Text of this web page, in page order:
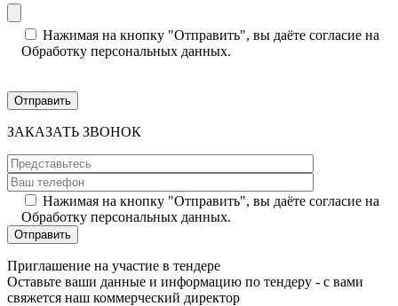
Нажимая на кнопку "Отправить", вы даёте согласие на
Обработку персональных данных.
ЗАКАЗАТЬ ЗВОНОК
Нажимая на кнопку "Отправить", вы даёте согласие на
Обработку персональных данных.
Приглашение на участие в тендере
Оставьте ваши данные и информацию по тендеру - с вами
свяжется наш коммерческий директор